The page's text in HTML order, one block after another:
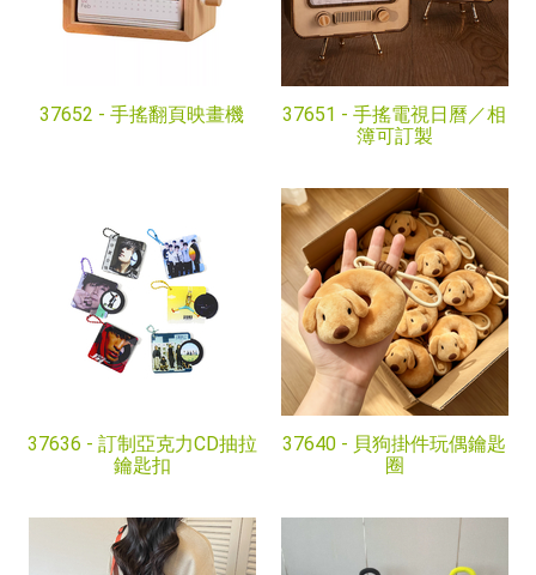
37652 - 手搖翻頁映畫機 37651 - 手搖電視日曆／相
簿可訂製
37636 - 訂制亞克力CD抽拉
鑰匙扣
37640 - 貝狗掛件玩偶鑰匙
圈